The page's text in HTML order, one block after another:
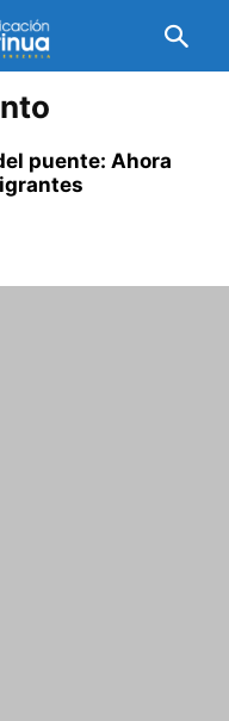
puente: Ahora